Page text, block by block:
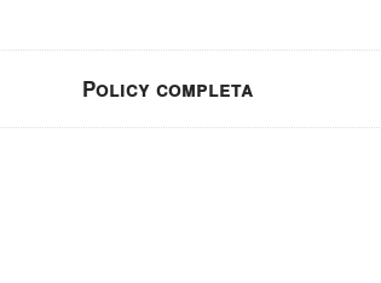
Policy completa